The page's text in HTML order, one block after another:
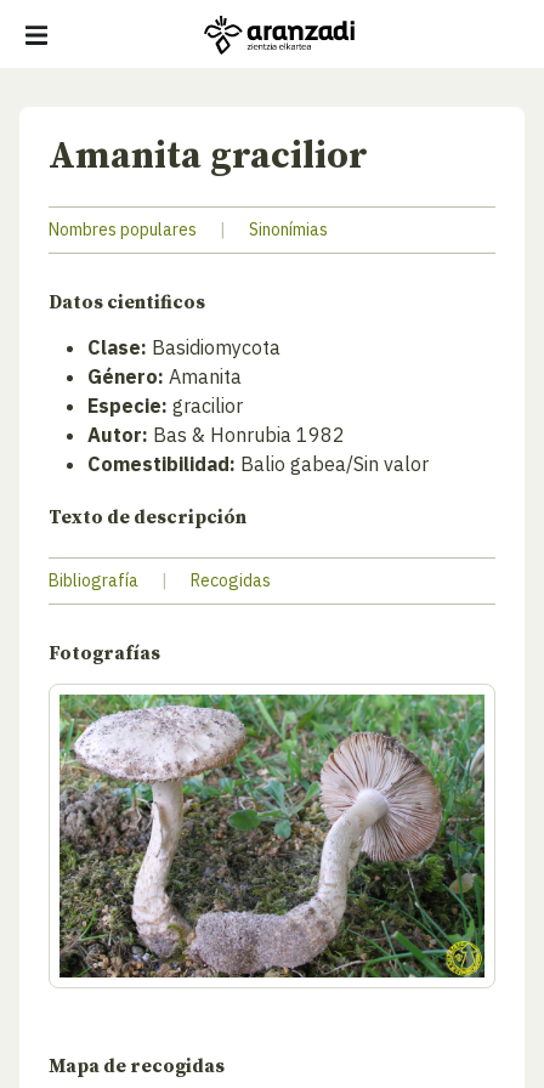
Amanita gracilior
Nombres populares | Sinonímias
Datos cientificos
Clase: Basidiomycota
Género: Amanita
Especie: gracilior
Autor: Bas & Honrubia 1982
Comestibilidad: Balio gabea/Sin valor
Texto de descripción
Bibliografía | Recogidas
Fotografías
Mapa de recogidas